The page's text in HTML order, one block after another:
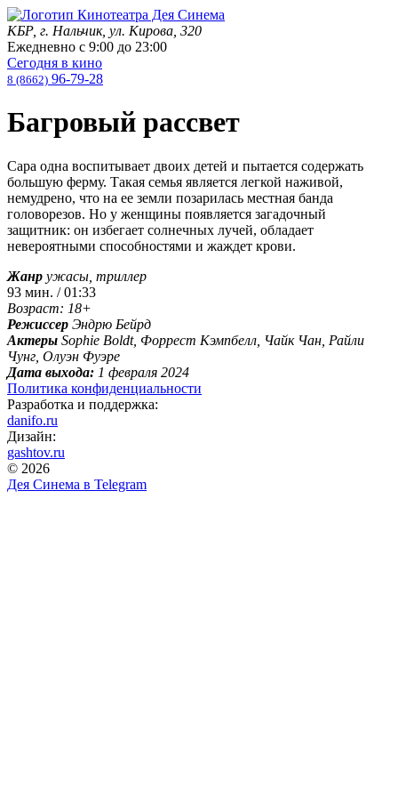
КБР, г. Нальчик, ул. Кирова, 320
Ежедневно с 9:00 до 23:00
Сегодня в кино
8 (8662) 96-79-28
Багровый рассвет
Сара одна воспитывает двоих детей и пытается содержать
большую ферму. Такая семья является легкой наживой,
немудрено, что на ее земли позарилась местная банда
головорезов. Но у женщины появляется загадочный
защитник: он избегает солнечных лучей, обладает
невероятными способностями и жаждет крови.
Жанр ужасы, триллер
93 мин. / 01:33
Возраст: 18+
Режиссер Эндрю Бейрд
Актеры Sophie Boldt, Форрест Кэмпбелл, Чайк Чан, Райли
Чунг, Олуэн Фуэре
Дата выхода: 1 февраля 2024
Политика конфиденциальности
Разработка и поддержка:
danifo.ru
Дизайн:
gashtov.ru
© 2026
Дея Синема в Telegram